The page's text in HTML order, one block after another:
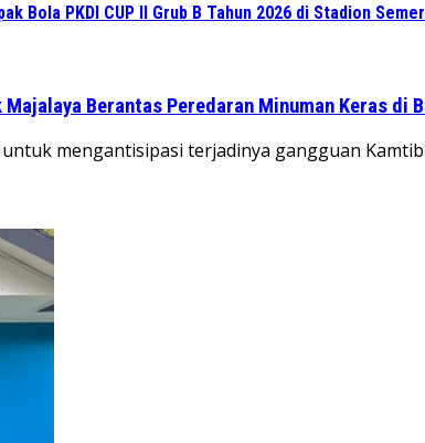
Bola PKDI CUP II Grub B Tahun 2026 di Stadion
Berantas Peredaran Minuman Keras di
mengantisipasi terjadinya gangguan